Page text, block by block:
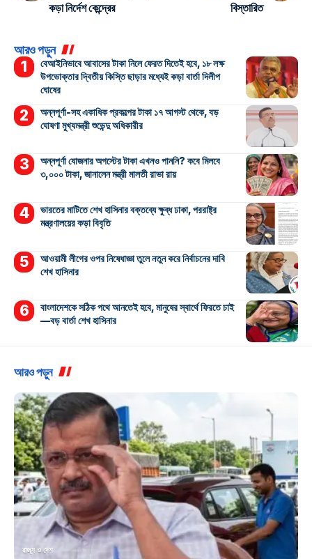
কড়া নির্দেশ কেন্দ্রের
বিস্তারিত
আরও পড়ুন
বেআইনিভাবে আবাসের টাকা নিলে ফেরত দিতেই হবে, ১৮ লক্ষ
উপভোক্তার দ্বিতীয় কিস্তি ছাড়ার মধ্যেই কড়া বার্তা দিলীপ
ঘোষের
অন্নপূর্ণা-সহ একাধিক প্রকল্পের টাকা ১৭ আগস্ট থেকে, বড়
ঘোষণা মুখ্যমন্ত্রী শুভেন্দু অধিকারীর
অন্নপূর্ণা যোজনার অগস্টের টাকা এখনও পাননি? কবে মিলবে
৩,০০০ টাকা, জানালেন মন্ত্রী মালতী রাভা রায়
ভারতের মাটিতে শেখ হাসিনার বক্তব্যে ক্ষুব্ধ ঢাকা, পররাষ্ট্র
মন্ত্রণালয়ের কড়া বিবৃতি
আওয়ামী লীগের ওপর নিষেধাজ্ঞা তুলে নতুন করে নির্বাচনের দাবি
শেখ হাসিনার
বাংলাদেশকে সঠিক পথে আনতেই হবে, মানুষের স্বার্থে ফিরতে চাই
—বড় বার্তা শেখ হাসিনার
আরও পড়ুন
রাজ্য ও দেশ